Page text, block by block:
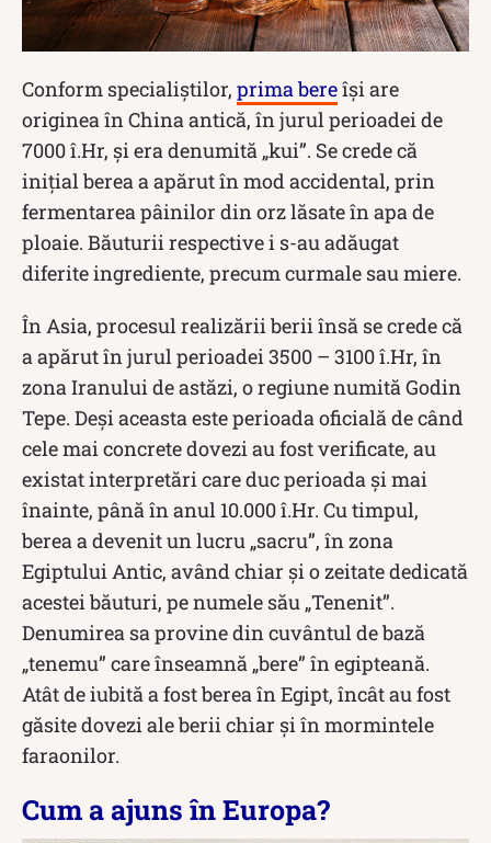
Conform specialiștilor, prima bereîși are
originea în China antică, în jurul perioadei de
7000 î.Hr, și era denumită „kui”. Se crede că
inițial berea a apărut în mod accidental, prin
fermentarea pâinilor din orz lăsate în apa de
ploaie. Băuturii respective i s-au adăugat
diferite ingrediente, precum curmale sau miere.
În Asia, procesul realizării berii însă se crede că
a apărut în jurul perioadei 3500 – 3100 î.Hr, în
zona Iranului de astăzi, o regiune numită Godin
Tepe. Deși aceasta este perioada oficială de când
cele mai concrete dovezi au fost verificate, au
existat interpretări care duc perioada și mai
înainte, până în anul 10.000 î.Hr. Cu timpul,
berea a devenit un lucru „sacru”, în zona
Egiptului Antic, având chiar și o zeitate dedicată
acestei băuturi, pe numele său „Tenenit”.
Denumirea sa provine din cuvântul de bază
„tenemu” care înseamnă „bere” în egipteană.
Atât de iubită a fost berea în Egipt, încât au fost
găsite dovezi ale berii chiar și în mormintele
faraonilor.
Cum a ajuns în Europa?